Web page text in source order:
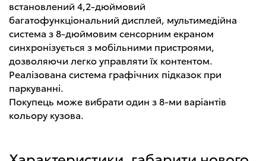
встановлений 4,2-дюймовий
багатофункціональний дисплей, мультимедійна
система з 8-дюймовим сенсорним екраном
синхронізується з мобільними пристроями,
дозволяючи легко управляти їх контентом.
Реалізована система графічних підказок при
паркуванні.
Покупець може вибрати один з 8-ми варіантів
кольору кузова.